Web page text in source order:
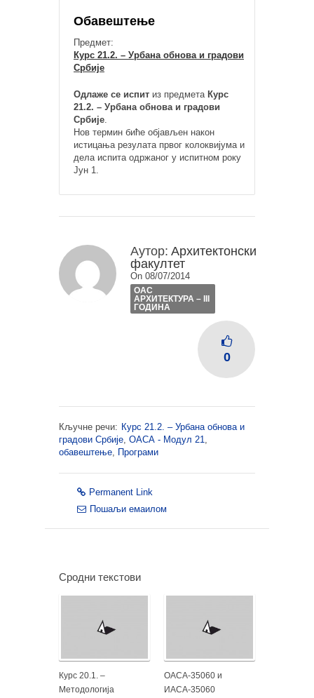
Обавештење
Предмет:
Курс 21.2. – Урбана обнова и градови
Србије
Одлаже се испит из предмета Курс
21.2. – Урбана обнова и градови
Србије.
Нов термин биће објављен након
истицања резулата првог колоквијума и
дела испита одржаног у испитном року
Јун 1.
Аутор: Архитектонски
факултет
On 08/07/2014
ОАС
АРХИТЕКТУРА – III
ГОДИНА
0
Кључне речи: Курс 21.2. – Урбана обнова и
градови Србије, ОАСА - Модул 21,
обавештење, Програми
Permanent Link
Пошаљи емаилом
Сродни текстови
Курс 20.1. –
Методологија
ОАСА-35060 и
ИАСА-35060